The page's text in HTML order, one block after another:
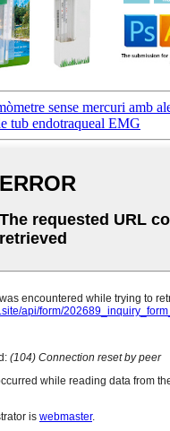
sense mercuri amb
tub endotraqueal EMG